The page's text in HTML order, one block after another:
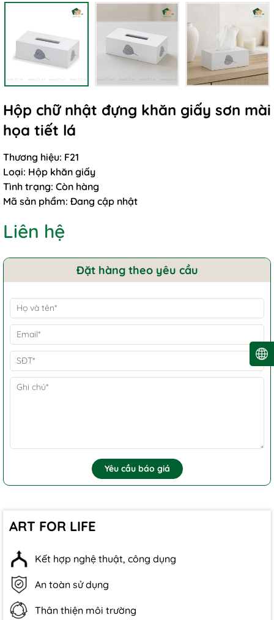
Hộp chữ nhật đựng khăn giấy sơn mài
họa tiết lá
Thương hiệu: F21
Loại: Hộp khăn giấy
Tình trạng: Còn hàng
Mã sản phẩm: Đang cập nhật
Liên hệ
Đặt hàng theo yêu cầu
Yêu cầu báo giá
ART FOR LIFE
Kết hợp nghệ thuật, công dụng
An toàn sử dụng
Thân thiện môi trường